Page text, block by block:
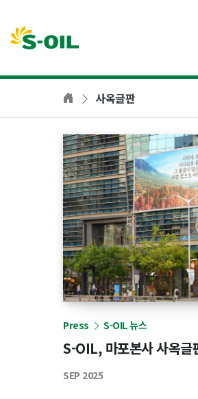
사옥글판
Press S-OIL 뉴스
S-OIL, 마포본사 사옥글
SEP 2025